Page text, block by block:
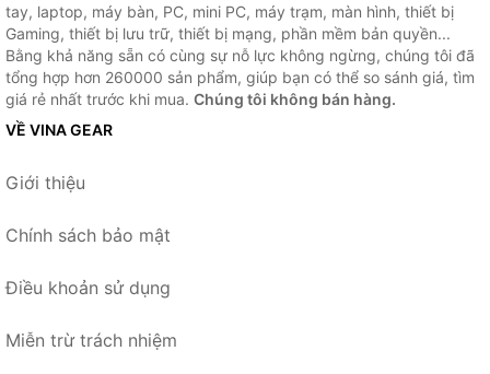
tay, laptop, máy bàn, PC, mini PC, máy trạm, màn hình, thiết bị
Gaming, thiết bị lưu trữ, thiết bị mạng, phần mềm bản quyền...
Bằng khả năng sẵn có cùng sự nỗ lực không ngừng, chúng tôi đã
tổng hợp hơn 260000 sản phẩm, giúp bạn có thể so sánh giá, tìm
giá rẻ nhất trước khi mua. Chúng tôi không bán hàng.
VỀ VINA GEAR
Giới thiệu
Chính sách bảo mật
Điều khoản sử dụng
Miễn trừ trách nhiệm